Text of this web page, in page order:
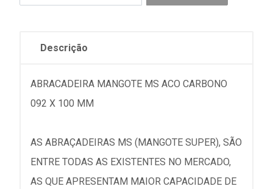
Descrição
ABRACADEIRA MANGOTE MS ACO CARBONO
092 X 100 MM
AS ABRAÇADEIRAS MS (MANGOTE SUPER), SÃO
ENTRE TODAS AS EXISTENTES NO MERCADO,
AS QUE APRESENTAM MAIOR CAPACIDADE DE